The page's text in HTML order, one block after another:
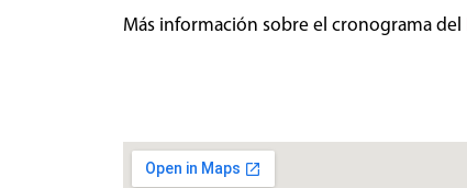
Más información sobre el cronograma del